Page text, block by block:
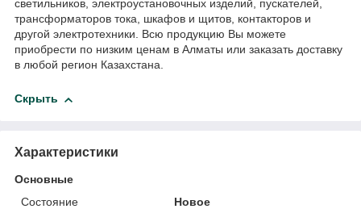
светильников, электроустановочных изделий, пускателей,
трансформаторов тока, шкафов и щитов, контакторов и
другой электротехники. Всю продукцию Вы можете
приобрести по низким ценам в Алматы или заказать доставку
в любой регион Казахстана.
Скрыть
Характеристики
Основные
Состояние
Новое